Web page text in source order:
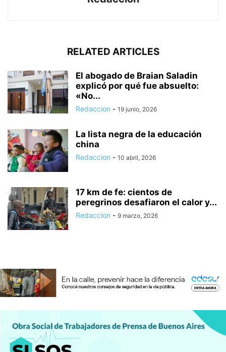
RELATED ARTICLES
El abogado de Braian Saladin
explicó por qué fue absuelto:
«No...
Redaccion - 19 junio, 2026
La lista negra de la educación
china
Redaccion - 10 abril, 2026
17 km de fe: cientos de
peregrinos desafiaron el calor y...
Redaccion - 9 marzo, 2026